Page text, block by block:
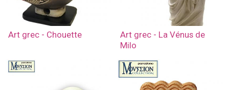
Art grec - Chouette
Art grec - La Vénus de
Milo